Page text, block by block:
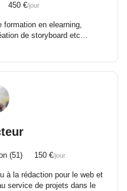
450 €/jour
formation en elearning,
de storyboard etc…
(51) 150 €/jour
à la rédaction pour le web et
service de projets dans le